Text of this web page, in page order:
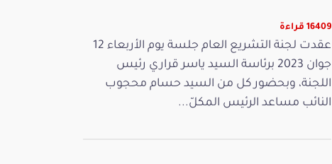
16409 قراءة
عقدت لجنة التشريع العام جلسة يوم الأربعاء 12
جوان 2023 برئاسة السيد ياسر قراري رئيس
اللجنة، وبحضور كل من السيد حسام محجوب
النائب مساعد الرئيس المكلّ...